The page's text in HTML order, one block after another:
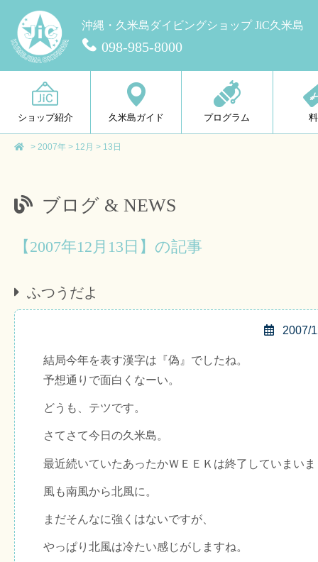
沖縄・久米島ダイビングショップ JiC久米島
098-985-8000
ショップ紹介 久米島ガイド プログラム
> 2007年 > 12月 > 13日
ブログ & NEWS
【2007年12月13日】の記事
ふつうだよ
2007/
結局今年を表す漢字は『偽』でしたね。
予想通りで面白くなーい。
どうも、テツです。
さてさて今日の久米島。
最近続いていたあったかＷＥＥＫは終了していまい
風も南風から北風に。
まだそんなに強くはないですが、
やっぱり北風は冷たい感じがしますね。